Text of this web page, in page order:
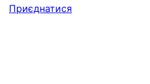
Приєднатися